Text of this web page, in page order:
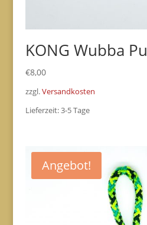
KONG Wubba
€8,00
zzgl.Versandkosten
Lieferzeit:3-5 Tage
Angebot!